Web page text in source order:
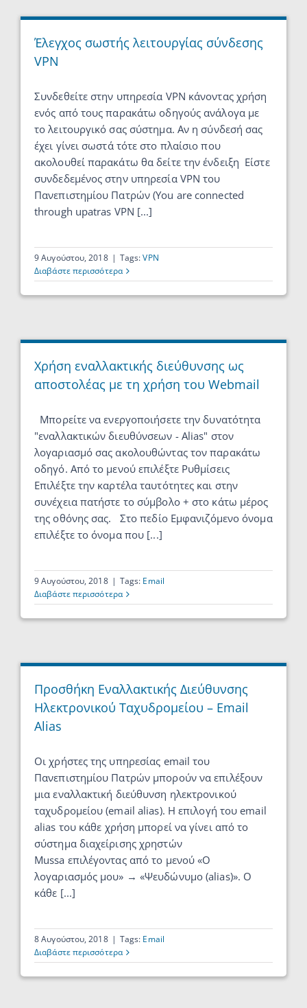
Έλεγχος σωστής λειτουργίας σύνδεσης
VPN
Συνδεθείτε στην υπηρεσία VPN κάνοντας χρήση
ενός από τους παρακάτω οδηγούς ανάλογα με
το λειτουργικό σας σύστημα. Αν η σύνδεσή σας
έχει γίνει σωστά τότε στο πλαίσιο που
ακολουθεί παρακάτω θα δείτε την ένδειξη Είστε
συνδεδεμένος στην υπηρεσία VPN του
Πανεπιστημίου Πατρών (You are connected
through upatras VPN [...]
9 Αυγούστου, 2018 | Tags:VPN
Διαβάστε περισσότερα
Χρήση εναλλακτικής διεύθυνσης ως
αποστολέας με τη χρήση του Webmail
Μπορείτε να ενεργοποιήσετε την δυνατότητα
"εναλλακτικών διευθύνσεων - Alias" στον
λογαριασμό σας ακολουθώντας τον παρακάτω
οδηγό. Από το μενού επιλέξτε Ρυθμίσεις
Επιλέξτε την καρτέλα ταυτότητες και στην
συνέχεια πατήστε το σύμβολο + στο κάτω μέρος
της οθόνης σας. Στο πεδίο Εμφανιζόμενο όνομα
επιλέξτε το όνομα που [...]
9 Αυγούστου, 2018 | Tags: Email
Διαβάστε περισσότερα
Προσθήκη Εναλλακτικής Διεύθυνσης
Ηλεκτρονικού Ταχυδρομείου – Email
Alias
Οι χρήστες της υπηρεσίας email του
Πανεπιστημίου Πατρών μπορούν να επιλέξουν
μια εναλλακτική διεύθυνση ηλεκτρονικού
ταχυδρομείου (email alias). Η επιλογή του email
alias του κάθε χρήση μπορεί να γίνει από το
σύστημα διαχείρισης χρηστών
Μussa επιλέγοντας από το μενού «Ο
λογαριασμός μου» → «Ψευδώνυμο (alias)». Ο
κάθε [...]
8 Αυγούστου, 2018 | Tags: Email
Διαβάστε περισσότερα